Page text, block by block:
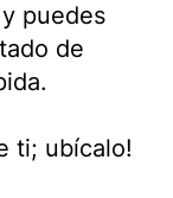
puedes
de
ti; ubícalo!